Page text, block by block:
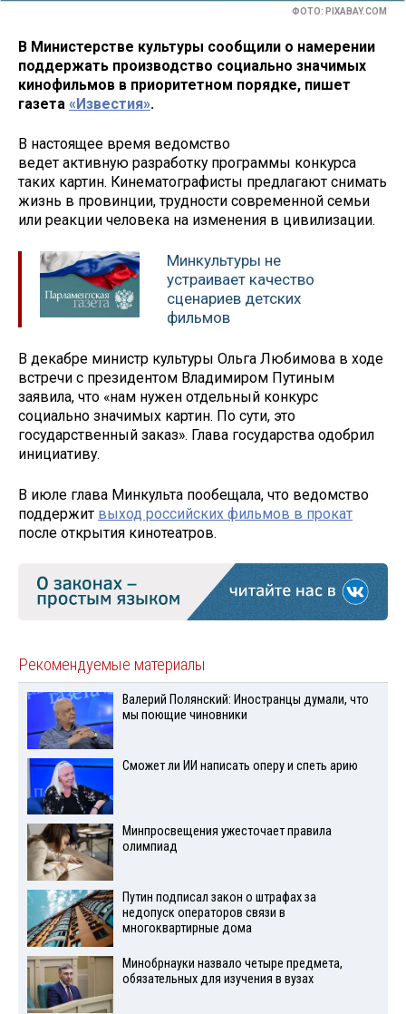
ФОТО: PIXABAY.COM
В Министерстве культуры сообщили о намерении
поддержать производство социально значимых
кинофильмов в приоритетном порядке, пишет
газета «Известия».
В настоящее время ведомство
ведет активную разработку программы конкурса
таких картин. Кинематографисты предлагают снимать
жизнь в провинции, трудности современной семьи
или реакции человека на изменения в цивилизации.
Минкультуры не
устраивает качество
сценариев детских
фильмов
В декабре министр культуры Ольга Любимова в ходе
встречи с президентом Владимиром Путиным
заявила, что «нам нужен отдельный конкурс
социально значимых картин. По сути, это
государственный заказ». Глава государства одобрил
инициативу.
В июле глава Минкульта пообещала, что ведомство
поддержит выход российских фильмов в прокат
после открытия кинотеатров.
Рекомендуемые материалы
Валерий Полянский: Иностранцы думали, что
мы поющие чиновники
Сможет ли ИИ написать оперу и спеть арию
Минпросвещения ужесточает правила
олимпиад
Путин подписал закон о штрафах за
недопуск операторов связи в
многоквартирные дома
Минобрнауки назвало четыре предмета,
обязательных для изучения в вузах